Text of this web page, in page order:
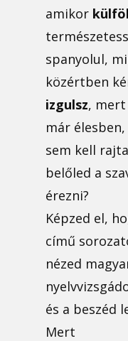
amikor
spanyolul,
közértben
izgulsz,
már
sem kell
belőled a
érezni?
Képzed el,
című
nézed
és a beszéd
Mert